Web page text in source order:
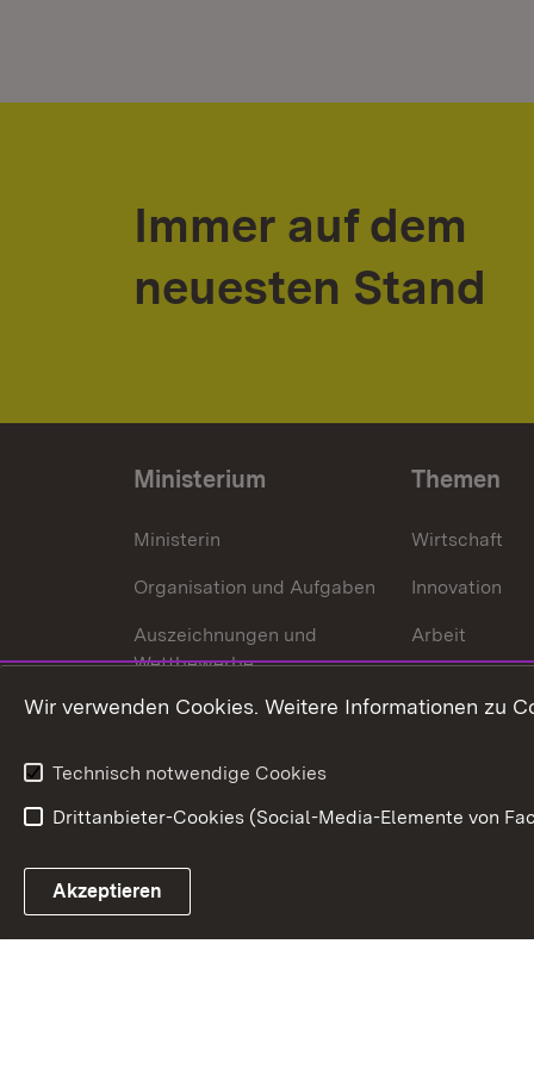
Immer auf dem
neuesten Stand
Ministerium
Ministerin
Organisation und Aufgaben
Auszeichnungen und
Wettbewerbe
Themen
Wirtschaft
Innovation
Arbeit
Link zum Landesportal
Wir verwenden Cookies. Weitere Informationen zu
Technisch notwendige Cookies
Drittanbieter-Cookies (Social-Media-Elemente von
Akzeptieren